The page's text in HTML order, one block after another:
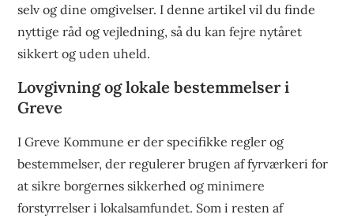
selv og dine omgivelser. I denne artikel vil du finde
nyttige råd og vejledning, så du kan fejre nytåret
sikkert og uden uheld.
Lovgivning og lokale bestemmelser i
Greve
I Greve Kommune er der specifikke regler og
bestemmelser, der regulerer brugen af fyrværkeri for
at sikre borgernes sikkerhed og minimere
forstyrrelser i lokalsamfundet. Som i resten af